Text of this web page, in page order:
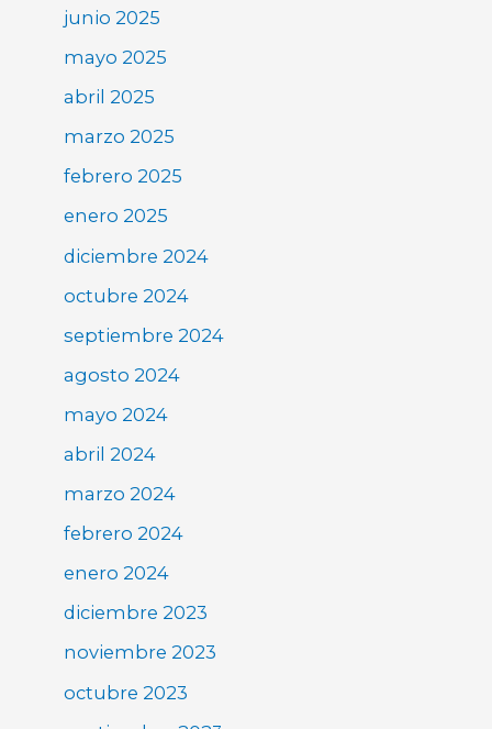
junio 2025
mayo 2025
abril 2025
marzo 2025
febrero 2025
enero 2025
diciembre 2024
octubre 2024
septiembre 2024
agosto 2024
mayo 2024
abril 2024
marzo 2024
febrero 2024
enero 2024
diciembre 2023
noviembre 2023
octubre 2023